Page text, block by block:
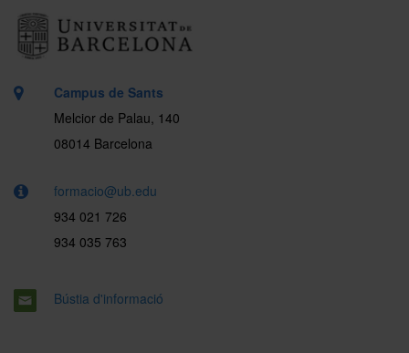
Campus de Sants
Melcior de Palau, 140
08014 Barcelona
formacio@ub.edu
934 021 726
934 035 763
Bústia d'informació